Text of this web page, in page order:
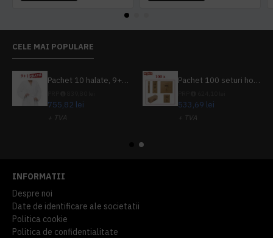
CELE MAI POPULARE
Pachet 10 halate, 9+1 gratuit
755,82 lei
+ TVA
Pachet 100 seturi hoteliere, set dentar, set barbierit, casca de dus, pila unghii, set cusut
533,69 lei
+ TVA
INFORMATII
Despre noi
Date de identificare ale societatii
Politica cookie
Politica de confidentialitate